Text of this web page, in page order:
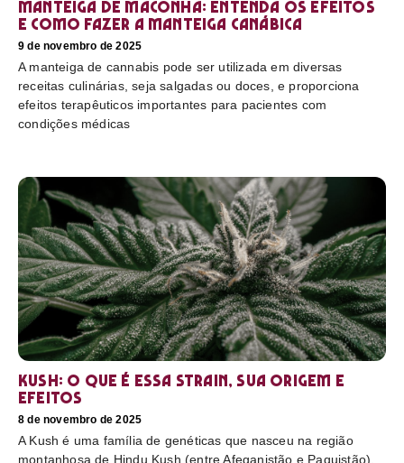
Manteiga de maconha: entenda os efeitos
e como fazer a manteiga canábica
9 de novembro de 2025
A manteiga de cannabis pode ser utilizada em diversas
receitas culinárias, seja salgadas ou doces, e proporciona
efeitos terapêuticos importantes para pacientes com
condições médicas
Kush: o que é essa strain, sua origem e
efeitos
8 de novembro de 2025
A Kush é uma família de genéticas que nasceu na região
montanhosa de Hindu Kush (entre Afeganistão e Paquistão).